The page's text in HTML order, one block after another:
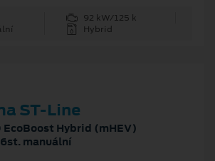
92 kW/125 k
Hybrid
ST-Line
EcoBoost Hybrid (mHEV)
manuální